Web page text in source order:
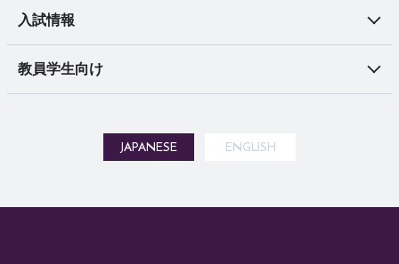
入試情報
教員学生向け
JAPANESE ENGLISH